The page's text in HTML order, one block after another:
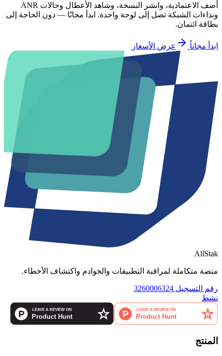
أضف الاعتمادية، وانشر النسخة، وشاهد الأعطال وحالات ANR
ونداءات الشبكة تصل إلى لوحة واحدة. ابدأ مجانًا — دون الحاجة إلى
بطاقة ائتمان.
ابدأ مجاناً عرض الأسعار
AllStak
منصة متكاملة لمراقبة التطبيقات والخوادم واكتشاف الأخطاء.
رقم التسجيل 3260006324
نشط
المنتج